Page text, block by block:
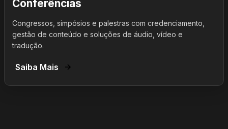
Conferências
Congressos, simpósios e palestras com credenciamento,
gestão de conteúdo e soluções de áudio, vídeo e
tradução.
Saiba Mais